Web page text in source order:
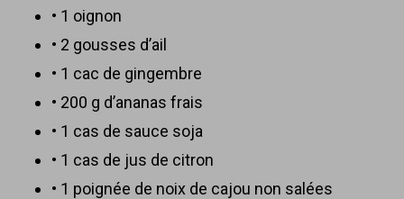
• 1 oignon
• 2 gousses d’ail
• 1 cac de gingembre
• 200 g d’ananas frais
• 1 cas de sauce soja
• 1 cas de jus de citron
• 1 poignée de noix de cajou non salées